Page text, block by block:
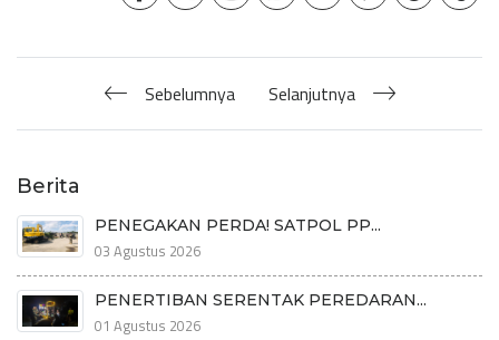
Sebelumnya Selanjutnya
Berita
PENEGAKAN PERDA! SATPOL PP...
03 Agustus 2026
PENERTIBAN SERENTAK PEREDARAN...
01 Agustus 2026